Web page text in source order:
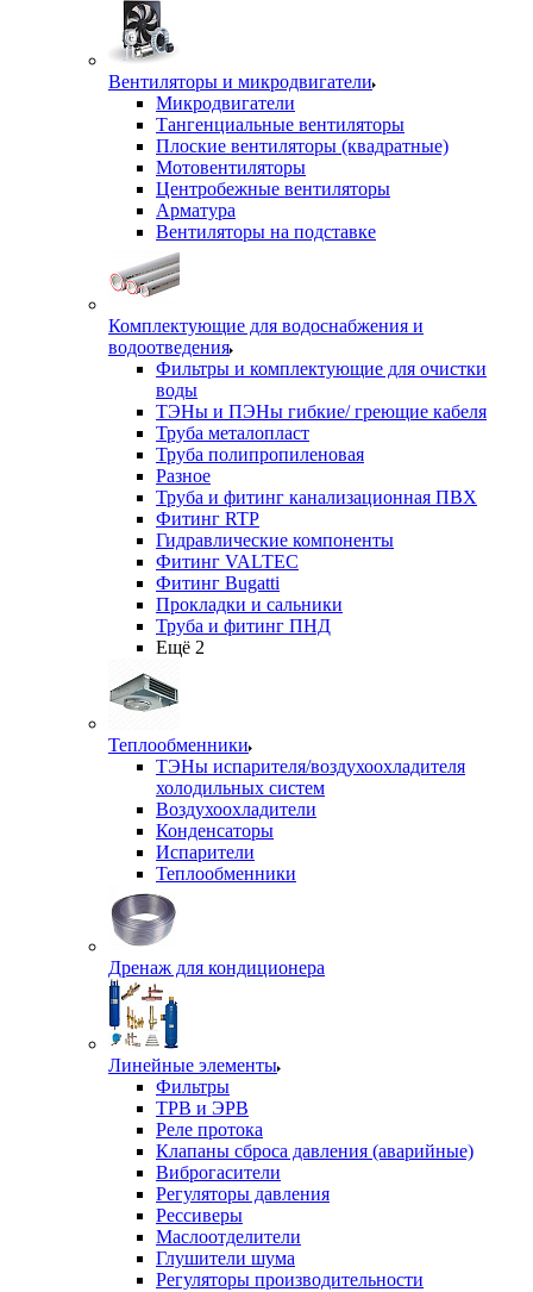
Вентиляторы и микродвигатели
Микродвигатели
Тангенциальные вентиляторы
Плоские вентиляторы (квадратные)
Мотовентиляторы
Центробежные вентиляторы
Арматура
Вентиляторы на подставке
Комплектующие для водоснабжения и
водоотведения
Фильтры и комплектующие для очистки
воды
ТЭНы и ПЭНы гибкие/ греющие кабеля
Труба металопласт
Труба полипропиленовая
Разное
Труба и фитинг канализационная ПВХ
Фитинг RTP
Гидравлические компоненты
Фитинг VALTEC
Фитинг Bugatti
Прокладки и сальники
Труба и фитинг ПНД
Ещё 2
Теплообменники
ТЭНы испарителя/воздухоохладителя
холодильных систем
Воздухоохладители
Конденсаторы
Испарители
Теплообменники
Дренаж для кондиционера
Линейные элементы
Фильтры
ТРВ и ЭРВ
Реле протока
Клапаны сброса давления (аварийные)
Виброгасители
Регуляторы давления
Рессиверы
Маслоотделители
Глушители шума
Регуляторы производительности